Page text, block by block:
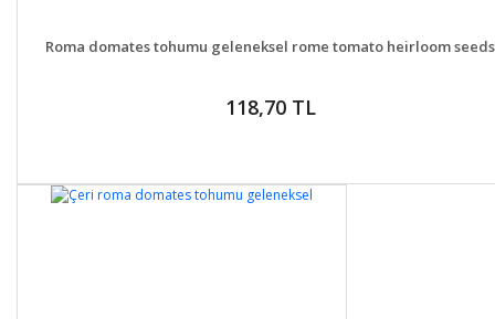
DETAYLAR SEPETE EKLE
Roma domates tohumu geleneksel rome tomato heirloom seeds
118,70 TL